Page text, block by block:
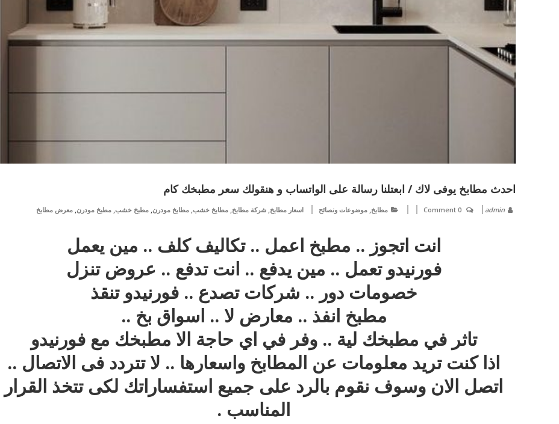
احدث مطابخ يوفى لاك / ابعتلنا رسالة على الواتساب و هنقولك سعر مطبخك كام
admin
0 Comment مطابخ, موضوعات ونصائح اسعار مطابخ, شركة مطابخ, مطابخ خشب, مطابخ مودرن, مطبخ خشب, مطبخ مودرن, معرض مطابخ
انت اتجوز .. مطبخ اعمل .. تكاليف كلف .. مين يعمل
فورنيدو تعمل .. مين يدفع .. انت تدفع .. عروض تنزل
خصومات دور .. شركات تصدع .. فورنيدو تنقذ
مطبخ انفذ .. معارض لا .. اسواق بخ ..
تاثر في مطبخك لية .. وفر في اي حاجة الا مطبخك مع فورنيدو
اذا كنت تريد معلومات عن المطابخ واسعارها .. لا تتردد فى الاتصال ..
اتصل الان وسوف نقوم بالرد على جميع استفساراتك لكى تتخذ القرار
المناسب .